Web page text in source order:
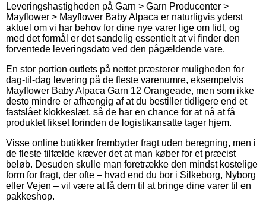
Leveringshastigheden på Garn > Garn Producenter >
Mayflower > Mayflower Baby Alpaca er naturligvis yderst
aktuel om vi har behov for dine nye varer lige om lidt, og
med det formål er det sandelig essentielt at vi finder den
forventede leveringsdato ved den pågældende vare.
En stor portion outlets på nettet præsterer muligheden for
dag-til-dag levering på de fleste varenumre, eksempelvis
Mayflower Baby Alpaca Garn 12 Orangeade, men som ikke
desto mindre er afhængig af at du bestiller tidligere end et
fastslået klokkeslæt, så de har en chance for at nå at få
produktet fikset forinden de logistikansatte tager hjem.
Visse online butikker frembyder fragt uden beregning, men i
de fleste tilfælde kræver det at man køber for et præcist
beløb. Desuden skulle man foretrække den mindst kostelige
form for fragt, der ofte – hvad end du bor i Silkeborg, Nyborg
eller Vejen – vil være at få dem til at bringe dine varer til en
pakkeshop.